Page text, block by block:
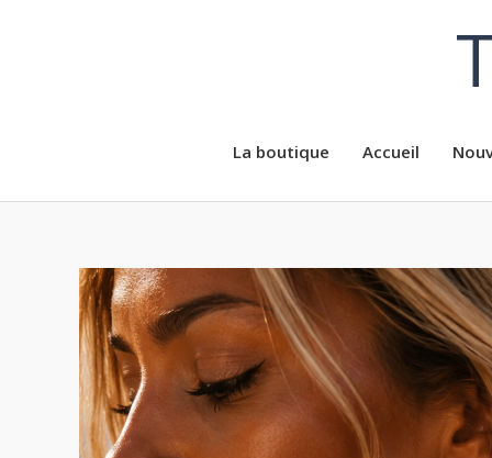
La boutique Accueil